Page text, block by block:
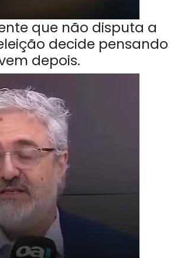
que não disputa a
decide pensando
depois.